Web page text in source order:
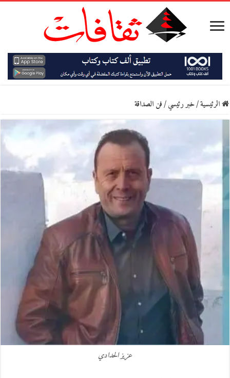
الرئيسية/خبر رئيسي/فن الصداقة
عزيز الحدادي